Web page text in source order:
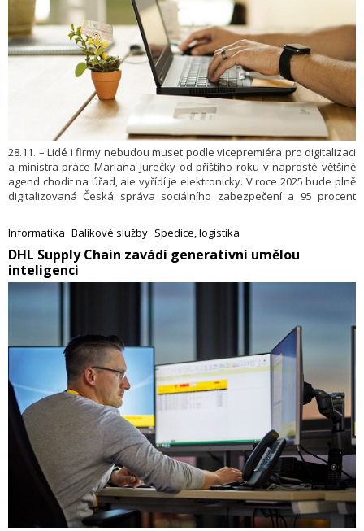
28.11. – Lidé i firmy nebudou muset podle vicepremiéra pro digitalizaci
a ministra práce Mariana Jurečky od příštího roku v naprosté většině
agend chodit na úřad, ale vyřídí je elektronicky. V roce 2025 bude plně
digitalizovaná Česká správa sociálního zabezpečení a 95 procent
provozu portál ministerstva vnitra se 114 službami a portál dopravy se
rozšíří tak, že bude poskytovat 90 procent nutných úkonů v dopravě
elektronicky, uvedli členové vlády na včerejší tiskové konferenci.
Informatika Balíkové služby Spedice, logistika
​DHL Supply Chain zavádí generativní umělou
inteligenci